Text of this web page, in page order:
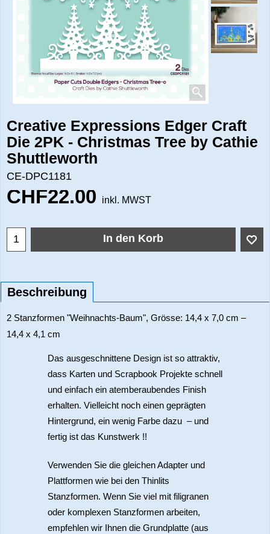
Creative Expressions Edger Craft
Die 2PK - Christmas Tree by Cathie
Shuttleworth
CE-DPC1181
CHF22.00 inkl. MWST
In den Korb
Beschreibung
2 Stanzformen "Weihnachts-Baum", Grösse: 14,4 x 7,0 cm –
14,4 x 4,1 cm
Das ausgeschnittene Design ist so attraktiv,
dass Karten und Scrapbook Projekte schnell
und einfach ein atemberaubendes Finish
erhalten. Vielleicht noch einen geprägten
Hintergrund, ein wenig Farbe dazu – und
fertig ist das Kunstwerk !!
Verwenden Sie die gleichen Adapter und
Plattformen wie bei den Thinlits
Stanzformen. Wenn Sie viel mit filigranen
oder komplexen Stanzformen arbeiten,
empfehlen wir Ihnen die Grundplatte (aus